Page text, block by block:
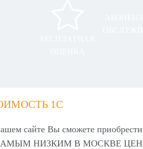
1С
сайте Вы сможете
НИЗКИМ В МОСКВЕ